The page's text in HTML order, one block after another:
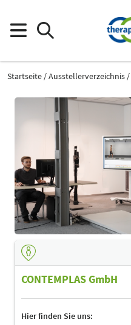
Startseite Ausstellerverzeichnis
CONTEMPLAS GmbH
Hier finden Sie uns: